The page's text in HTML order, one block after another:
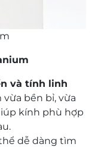
và tính linh
bền bỉ, vừa
kính phù hợp
dễ dàng tìm